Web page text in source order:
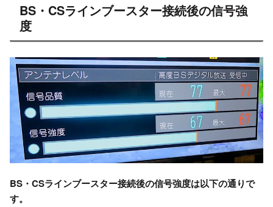
BS・CSラインブースター接続後の信号強
度
BS・CSラインブースター接続後の信号強度は以下の通りで
す。